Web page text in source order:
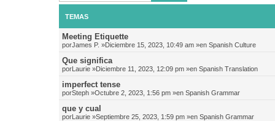
TEMAS
Meeting Etiquette
porJames P. »Diciembre 15, 2023, 10:49 am »en Spanish Culture
Que significa
porLaurie »Diciembre 11, 2023, 12:09 pm »en Spanish Translation
imperfect tense
porSteph »Octubre 2, 2023, 1:56 pm »en Spanish Grammar
que y cual
porLaurie »Septiembre 25, 2023, 1:59 pm »en Spanish Grammar